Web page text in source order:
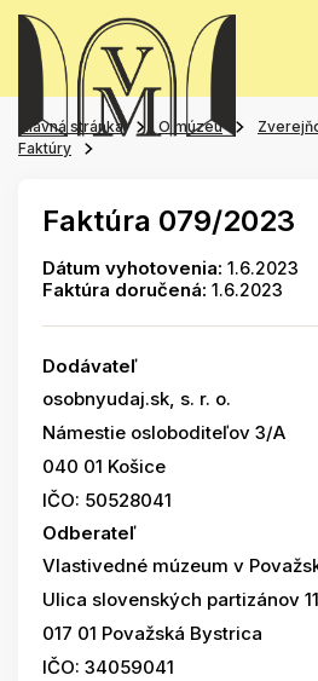
Hlavná stránka O múzeu
Faktúry
Faktúra 079/2023
Dátum vyhotovenia: 1.6.2023
Faktúra doručená: 1.6.2023
Dodávateľ
osobnyudaj.sk, s. r. o.
Námestie osloboditeľov 3/A
040 01 Košice
IČO: 50528041
Odberateľ
Vlastivedné múzeum v
Ulica slovenských partizánov
017 01 Považská Bystrica
IČO: 34059041